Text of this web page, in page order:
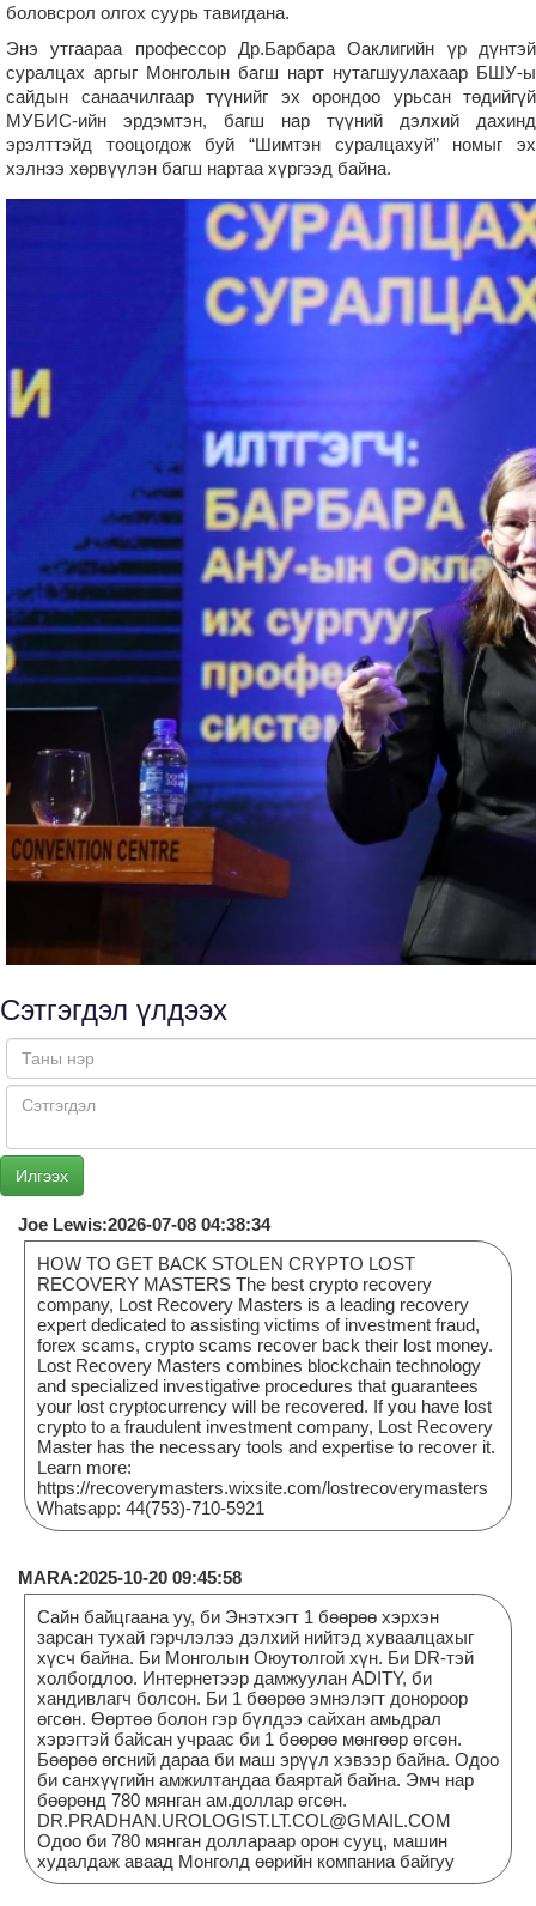
боловсрол олгох суурь тавигдана.
Энэ утгаараа профессор Др.Барбара Оаклигийн үр дүнтэй
суралцах аргыг Монголын багш нарт нутагшуулахаар БШУ-ы
сайдын санаачилгаар түүнийг эх орондоо урьсан төдийгүй
МУБИС-ийн эрдэмтэн, багш нар түүний дэлхий дахинд
эрэлттэйд тооцогдож буй “Шимтэн суралцахуй” номыг эх
хэлнээ хөрвүүлэн багш нартаа хүргээд байна.
Сэтгэгдэл үлдээх
Joe Lewis:2026-07-08 04:38:34
HOW TO GET BACK STOLEN CRYPTO LOST
RECOVERY MASTERS The best crypto recovery
company, Lost Recovery Masters is a leading recovery
expert dedicated to assisting victims of investment fraud,
forex scams, crypto scams recover back their lost money.
Lost Recovery Masters combines blockchain technology
and specialized investigative procedures that guarantees
your lost cryptocurrency will be recovered. If you have lost
crypto to a fraudulent investment company, Lost Recovery
Master has the necessary tools and expertise to recover it.
Learn more:
https://recoverymasters.wixsite.com/lostrecoverymasters
Whatsapp: 44(753)-710-5921
MARA:2025-10-20 09:45:58
Сайн байцгаана уу, би Энэтхэгт 1 бөөрөө хэрхэн
зарсан тухай гэрчлэлээ дэлхий нийтэд хуваалцахыг
хүсч байна. Би Монголын Оюутолгой хүн. Би DR-тэй
холбогдлоо. Интернетээр дамжуулан ADITY, би
хандивлагч болсон. Би 1 бөөрөө эмнэлэгт донороор
өгсөн. Өөртөө болон гэр бүлдээ сайхан амьдрал
хэрэгтэй байсан учраас би 1 бөөрөө мөнгөөр өгсөн.
Бөөрөө өгсний дараа би маш эрүүл хэвээр байна. Одоо
би санхүүгийн амжилтандаа баяртай байна. Эмч нар
бөөрөнд 780 мянган ам.доллар өгсөн.
DR.PRADHAN.UROLOGIST.LT.COL@GMAIL.COM
Одоо би 780 мянган доллараар орон сууц, машин
худалдаж аваад Монголд өөрийн компаниа байгуу